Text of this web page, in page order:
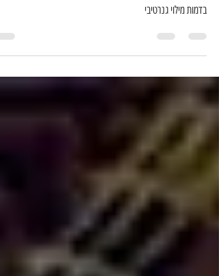
כלי ההסרה נעזר בבינה מלאכותית ולמידת מכונה כדי להסיר אנשים,
בדמות מילוי גנרטיבי